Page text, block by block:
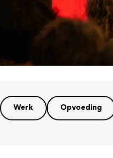
Werk Opvoeding